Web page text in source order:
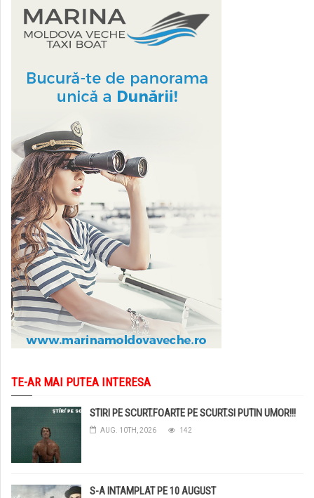
TE-AR MAI PUTEA INTERESA
STIRI PE SCURT.FOARTE PE SCURT.SI PUTIN UMOR!!!
AUG. 10TH, 2026 142
S-A INTAMPLAT PE 10 AUGUST